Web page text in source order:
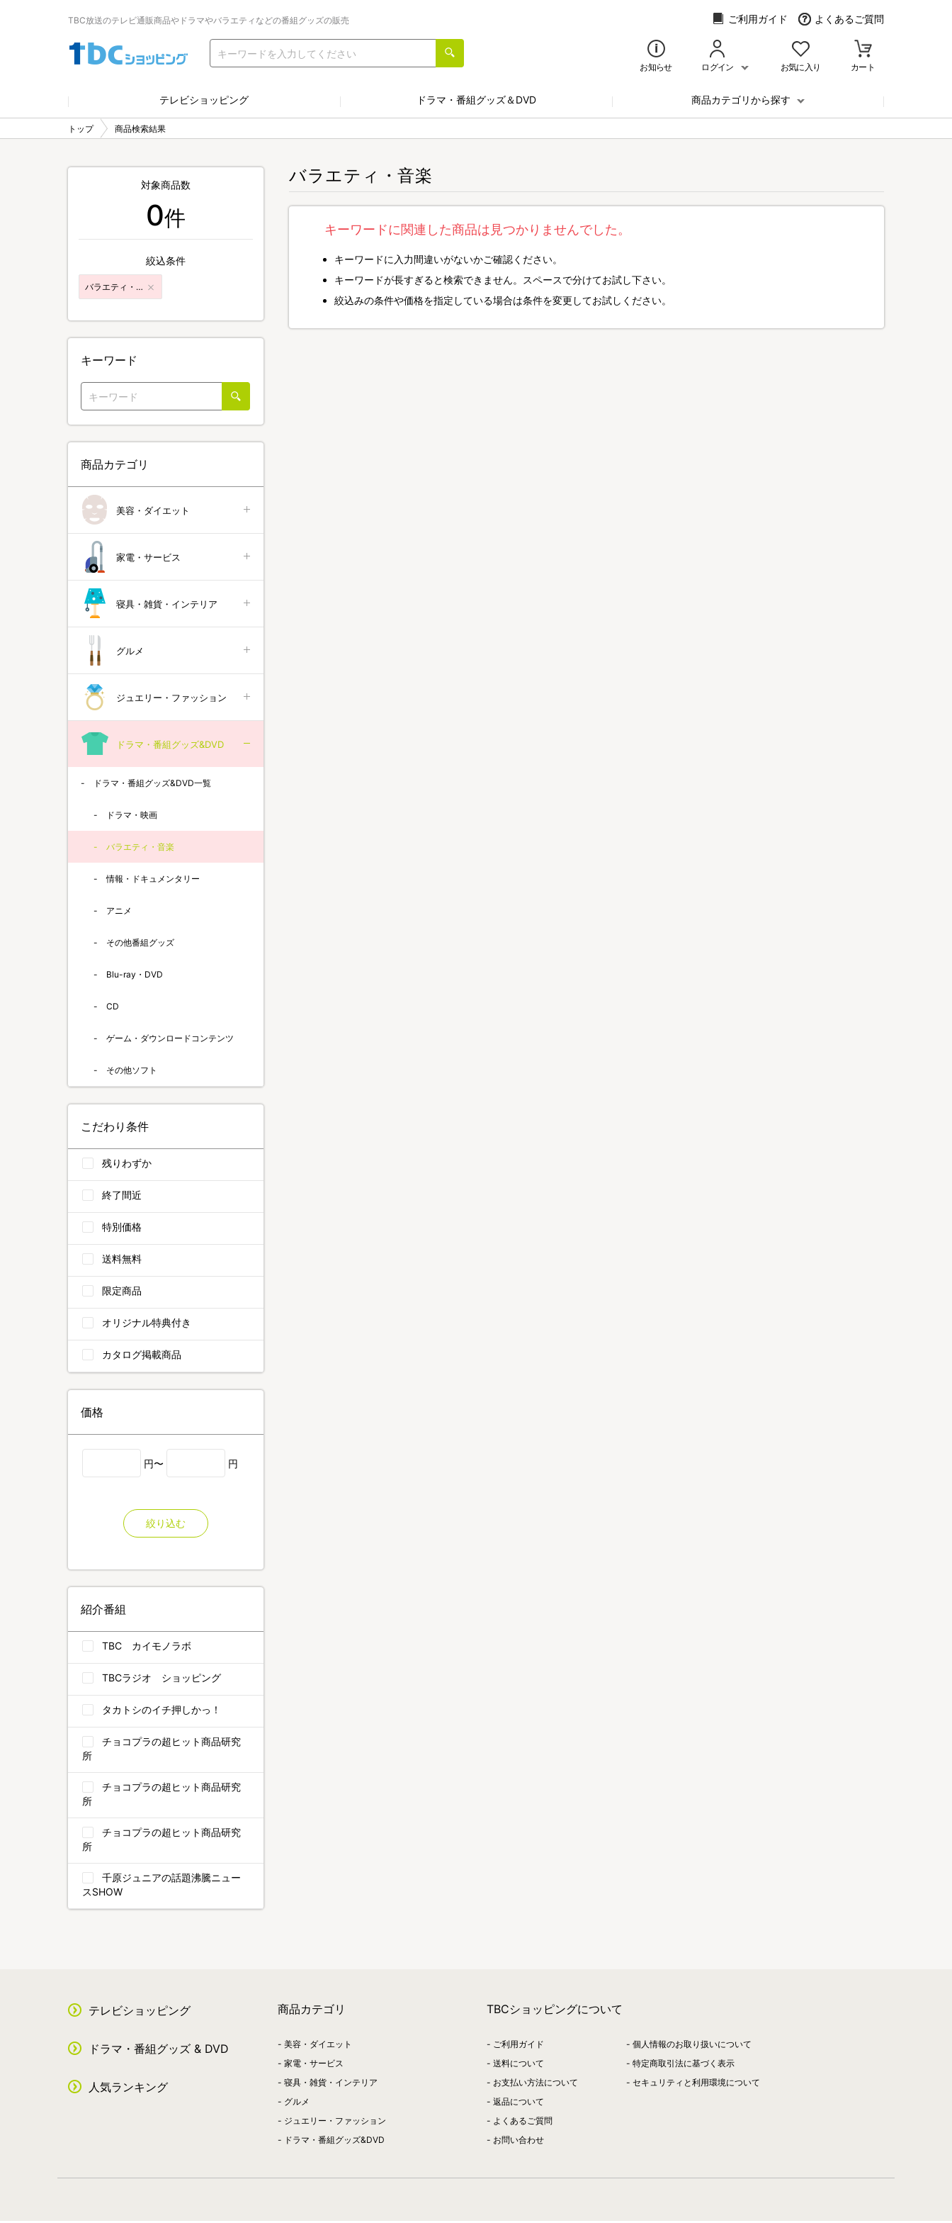
TBC放送のテレビ通販商品やドラマやバラエティなどの番組グッズの販売 ご利用ガイド よくあるご質問
お知らせ ログイン お気に入り カート
テレビショッピング ドラマ・番組グッズ＆DVD 商品カテゴリから探す
トップ 商品検索結果
バラエティ・音楽
キーワードに関連した商品は見つかりませんでした。
キーワードに入力間違いがないかご確認ください。
キーワードが長すぎると検索できません。スペースで分けてお試し下さい。
絞込みの条件や価格を指定している場合は条件を変更してお試しください。
対象商品数
0件
絞込条件
バラエティ・音楽
キーワード
商品カテゴリ
美容・ダイエット
家電・サービス
寝具・雑貨・インテリア
グルメ
ジュエリー・ファッション
ドラマ・番組グッズ&DVD
ドラマ・番組グッズ&DVD一覧
ドラマ・映画
バラエティ・音楽
情報・ドキュメンタリー
アニメ
その他番組グッズ
Blu-ray・DVD
CD
ゲーム・ダウンロードコンテンツ
その他ソフト
こだわり条件
残りわずか
終了間近
特別価格
送料無料
限定商品
オリジナル特典付き
カタログ掲載商品
価格
円〜 円
絞り込む
紹介番組
TBC カイモノラボ
TBCラジオ ショッピング
タカトシのイチ押しかっ！
チョコプラの超ヒット商品研究
所
チョコプラの超ヒット商品研究
所
チョコプラの超ヒット商品研究
所
千原ジュニアの話題沸騰ニュー
スSHOW
テレビショッピング
ドラマ・番組グッズ & DVD
人気ランキング
商品カテゴリ
美容・ダイエット
家電・サービス
寝具・雑貨・インテリア
グルメ
ジュエリー・ファッション
ドラマ・番組グッズ&DVD
TBCショッピングについて
ご利用ガイド
送料について
お支払い方法について
返品について
よくあるご質問
お問い合わせ
個人情報のお取り扱いについて
特定商取引法に基づく表示
セキュリティと利用環境について